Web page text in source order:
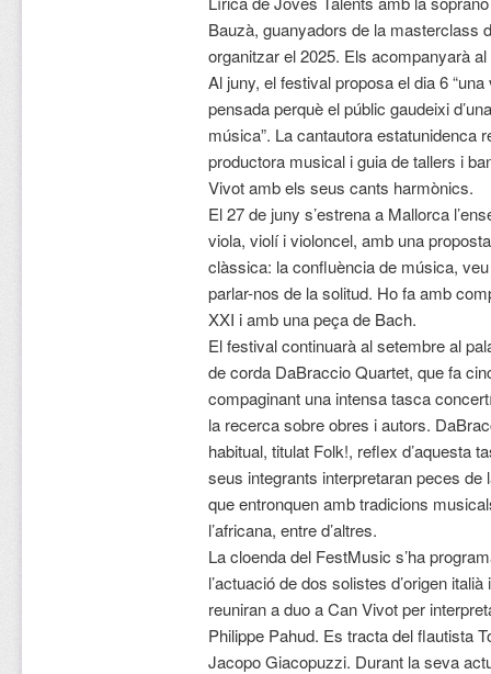
Bauzà, guanyadors de la masterclass
organitzar el 2025. Els acompanyarà
Al juny, el festival proposa el dia 6
pensada perquè el públic gaudeixi
música”. La cantautora estatunidenca
productora musical i guia de tallers i
Vivot amb els seus cants harmònics.
El 27 de juny s’estrena a Mallorca
viola, violí i violoncel, amb una
clàssica: la confluència de música,
parlar-nos de la solitud. Ho fa amb
XXI i amb una peça de Bach.
El festival continuarà al setembre al
de corda DaBraccio Quartet, que fa
compaginant una intensa tasca
la recerca sobre obres i autors.
habitual, titulat Folk!, reflex d’aquesta
seus integrants interpretaran peces
que entronquen amb tradicions
l’africana, entre d’altres.
La cloenda del FestMusic s’ha
l’actuació de dos solistes d’origen
reuniran a duo a Can Vivot per
Philippe Pahud. Es tracta del flautista
Jacopo Giacopuzzi. Durant la seva